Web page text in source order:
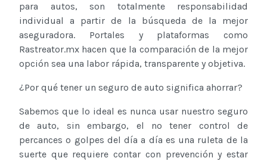
para autos, son totalmente responsabilidad
individual a partir de la búsqueda de la mejor
aseguradora. Portales y plataformas como
Rastreator.mx hacen que la comparación de la mejor
opción sea una labor rápida, transparente y objetiva.
¿Por qué tener un seguro de auto significa ahorrar?
Sabemos que lo ideal es nunca usar nuestro seguro
de auto, sin embargo, el no tener control de
percances o golpes del día a día es una ruleta de la
suerte que requiere contar con prevención y estar